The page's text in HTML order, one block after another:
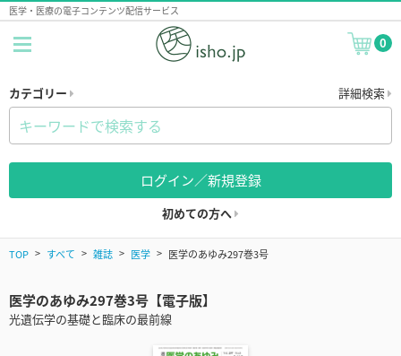
医学・医療の電子コンテンツ配信サービス
0
カテゴリー 詳細検索
ログイン／新規登録
初めての方へ
TOP すべて 雑誌 医学 医学のあゆみ297巻3号
医学のあゆみ297巻3号【電子版】
光遺伝学の基礎と臨床の最前線